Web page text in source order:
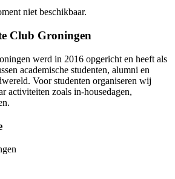
niet beschikbaar.
Club Groningen
werd in 2016 opgericht en heeft als
academische studenten, alumni en
Voor studenten organiseren wij
activiteiten zoals in-housedagen,